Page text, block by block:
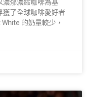
濃郁濃縮咖啡為基
獲了全球咖啡愛好者
的奶量較少，